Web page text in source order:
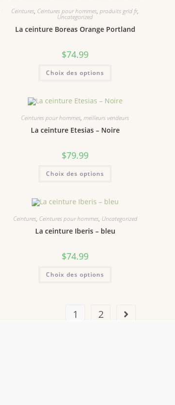
Ceintures, Ceintures pour hommes,produits grid fr,
Uncategorized
La ceinture Boreas Orange Portland
$74.99
Choix des options
Ceintures pour hommes,meilleurs vendeurs
La ceinture Etesias – Noire
$79.99
Choix des options
Ceintures, Ceintures pour hommes, Uncategorized
La ceinture Iberis – bleu
$74.99
Choix des options
1 2